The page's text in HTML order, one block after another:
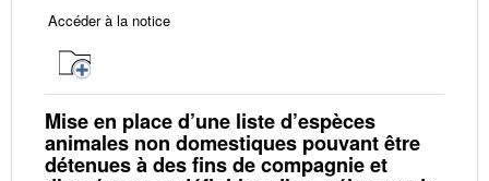
Accéder à la notice
Mise en place d’une liste d’espèces
animales non domestiques pouvant être
détenues à des fins de compagnie et